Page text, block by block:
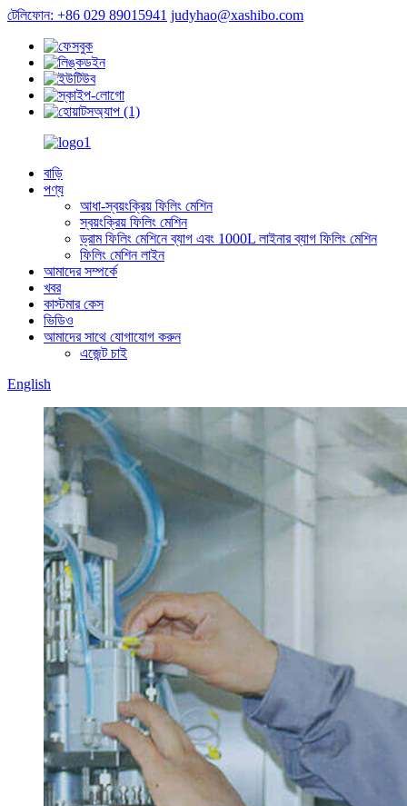
টেলিফোন: +86 029 89015941 judyhao@xashibo.com
বাড়ি
পণ্য
আধা-স্বয়ংক্রিয় ফিলিং মেশিন
স্বয়ংক্রিয় ফিলিং মেশিন
ড্রাম ফিলিং মেশিনে ব্যাগ এবং 1000L লাইনার ব্যাগ ফিলিং মেশিন
ফিলিং মেশিন লাইন
আমাদের সম্পর্কে
খবর
কাস্টমার কেস
ভিডিও
আমাদের সাথে যোগাযোগ করুন
এজেন্ট চাই
English